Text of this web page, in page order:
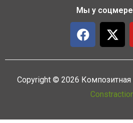
Мы у
F
a
c
e
b
X
-
t
w
i
t
t
Copyright © 2026 Композитная